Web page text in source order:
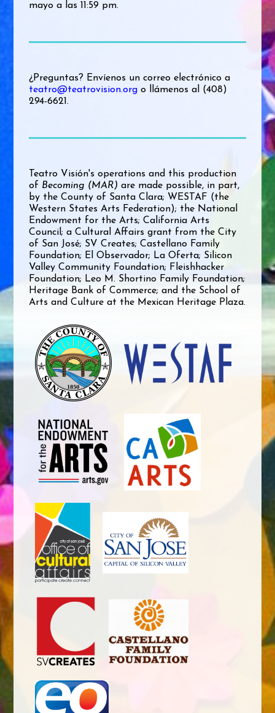
mayo a las 11:59 pm.
¿Preguntas? Envíenos un correo electrónico a
teatro@teatrovision.org o llámenos al (408)
294-6621.
Teatro Visión's operations and this production
of Becoming (MAR) are made possible, in part,
by the County of Santa Clara; WESTAF (the
Western States Arts Federation); the National
Endowment for the Arts; California Arts
Council; a Cultural Affairs grant from the City
of San José; SV Creates; Castellano Family
Foundation; El Observador; La Oferta; Silicon
Valley Community Foundation; Fleishhacker
Foundation; Leo M. Shortino Family Foundation;
Heritage Bank of Commerce; and the School of
Arts and Culture at the Mexican Heritage Plaza.